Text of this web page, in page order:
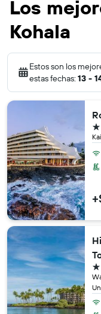
Los
Kohala
Estos son los
estas fechas: 13 -
4
4